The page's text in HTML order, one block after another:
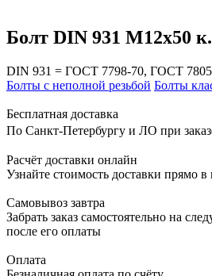
Болт DIN 931 М12х50
DIN 931 = ГОСТ 7798-70, ГОСТ
Болты с неполной резьбой Болты
Бесплатная доставка
По Санкт-Петербургу и ЛО при
Расчёт доставки онлайн
Узнайте стоимость доставки прямо в
Самовывоз завтра
Забрать заказ самостоятельно на
после его оплаты
Оплата